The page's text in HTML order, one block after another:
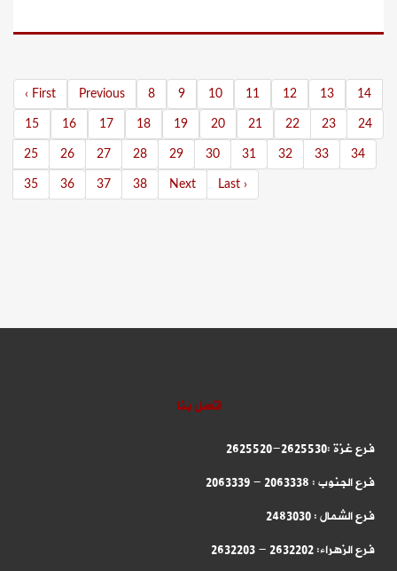
‹ First Previous 8 9 10 11 12 13 14
15 16 17 18 19 20 21 22 23 24
25 26 27 28 29 30 31 32 33 34
35 36 37 38 Next Last ›
اتصل بنا
فرع غزة :2625530-2625520
فرع الجنوب : 2063338 - 2063339
فرع الشمال : 2483030
فرع الزهراء: 2632202 - 2632203